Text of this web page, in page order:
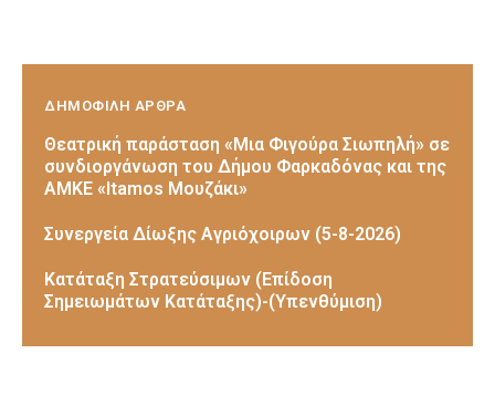
ΔΗΜΟΦΙΛΗ ΑΡΘΡΑ
Θεατρική παράσταση «Μια Φιγούρα Σιωπηλή» σε
συνδιοργάνωση του Δήμου Φαρκαδόνας και της
ΑΜΚΕ «Itamos Μουζάκι»
Συνεργεία Δίωξης Αγριόχοιρων (5-8-2026)
Κατάταξη Στρατεύσιμων (Επίδοση
Σημειωμάτων Κατάταξης)-(Υπενθύμιση)